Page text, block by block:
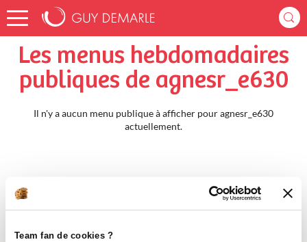
Team fan de cookies ?
Accueil agnesr_e630 Menus Hebdomadaires
Les menus hebdomadaires
publiques de agnesr_e630
Il n'y a aucun menu publique à afficher pour agnesr_e630
actuellement.